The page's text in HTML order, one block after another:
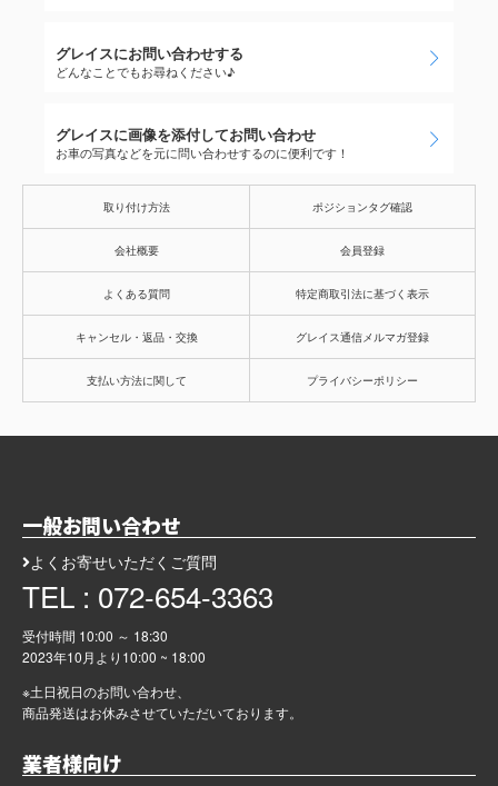
グレイスにお問い合わせする
どんなことでもお尋ねください♪
グレイスに画像を添付してお問い合わせ
お車の写真などを元に問い合わせするのに便利です！
取り付け方法 ポジションタグ確認
会社概要 会員登録
よくある質問 特定商取引法に基づく表示
キャンセル・返品・交換 グレイス通信メルマガ登録
支払い方法に関して プライバシーポリシー
一般お問い合わせ
よくお寄せいただくご質問
TEL : 072-654-3363
受付時間 10:00 ～ 18:30
2023年10月より 10:00 ~ 18:00
※土日祝日のお問い合わせ、
商品発送はお休みさせていただいております。
業者様向け